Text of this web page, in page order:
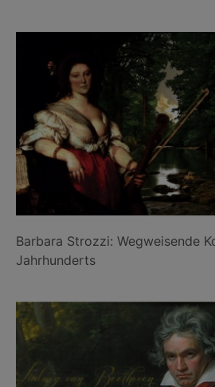
Barbara Strozzi: Wegweisende
Jahrhunderts